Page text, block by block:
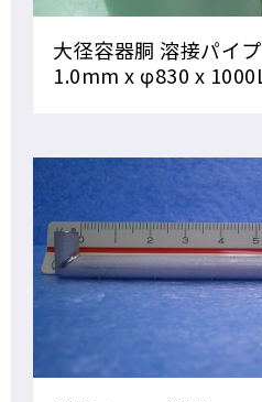
大径容器胴 溶接パイ
1.0mm x φ830 x